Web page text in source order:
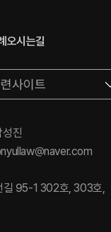
오시는길
사이트
진
길 95-1 302호, 303호,